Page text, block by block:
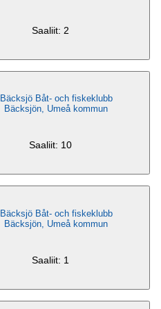
Saaliit: 2
Bäcksjö Båt- och fiskeklubb
Bäcksjön, Umeå kommun
Saaliit: 10
Bäcksjö Båt- och fiskeklubb
Bäcksjön, Umeå kommun
Saaliit: 1